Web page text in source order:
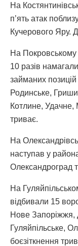
На
п’ять атак
Кучерового Яру.
На Покровському
10 разів
займаних
Родинське,
Котлине, Удачне,
триває.
На
наступав у
Олександроград
На
відбивали 15
Нове Запоріжжя,
Гуляйпільське,
боєзіткнення